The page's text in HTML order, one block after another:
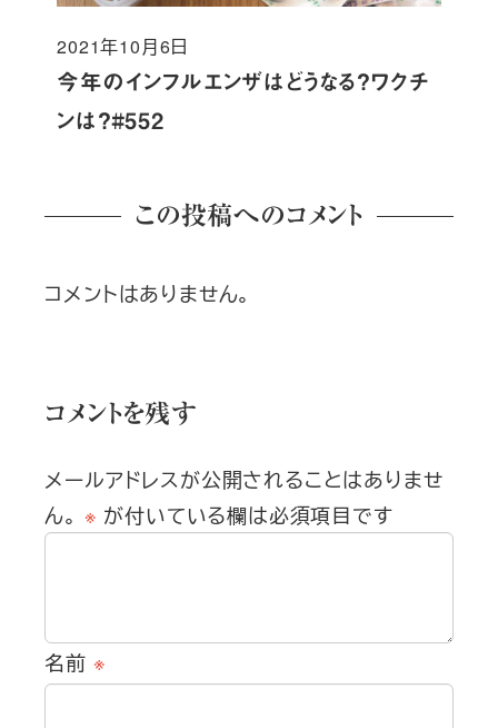
今年のインフルエンザはどうなる？ワクチ
ンは？#552
投稿日
2021年10月6日
この投稿へのコメント
コメントはありません。
コメントを残す
メールアドレスが公開されることはありませ
ん。 ※ が付いている欄は必須項目です
名前 ※